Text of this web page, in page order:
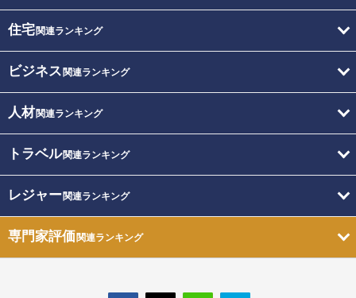
住宅関連ランキング
ビジネス 関連ランキング
人材関連ランキング
トラベル関連ランキング
レジャー関連ランキング
専門家評価関連ランキング